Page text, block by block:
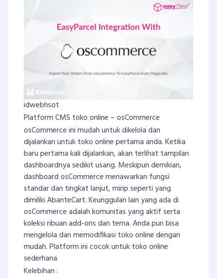
idwebhsot
Platform CMS toko online – osCommerce
osCommerce ini mudah untuk dikelola dan
dijalankan untuk toko online pertama anda. Ketika
baru pertama kali dijalankan, akan terlihat tampilan
dashboardnya sedikit usang. Meskipun demikian,
dashboard osCommerce menawarkan fungsi
standar dan tingkat lanjut, mirip seperti yang
dimiliki AbanteCart. Keunggulan lain yang ada di
osCommerce adalah komunitas yang aktif serta
koleksi ribuan add-ons dan tema. Anda pun bisa
mengelola dan memodifikasi toko online dengan
mudah. Platform ini cocok untuk toko online
sederhana.
Kelebihan :